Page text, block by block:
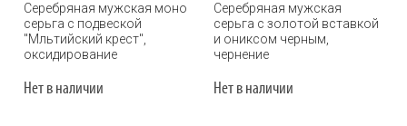
Серебряная мужская моно
серьга с подвеской
"Мльтийский крест",
оксидирование
Нет в наличии
Серебряная мужская
серьга с золотой вставкой
и ониксом черным,
чернение
Нет в наличии